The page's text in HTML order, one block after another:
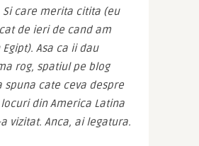
Si care merita citita (eu
de ieri de cand am
Asa ca ii dau
rog, spatiul pe blog
spuna cate ceva despre
din America Latina
vizitat. Anca, ai legatura.